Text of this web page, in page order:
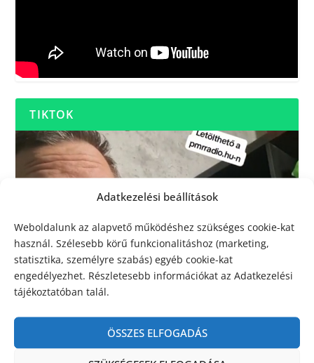
Adatkezelési beállítások
Weboldalunk az alapvető működéshez szükséges cookie-kat
használ. Szélesebb körű funkcionalitáshoz (marketing,
statisztika, személyre szabás) egyéb cookie-kat
engedélyezhet. Részletesebb információkat az Adatkezelési
tájékoztatóban talál.
ÖSSZES ELFOGADÁS
TIKTOK